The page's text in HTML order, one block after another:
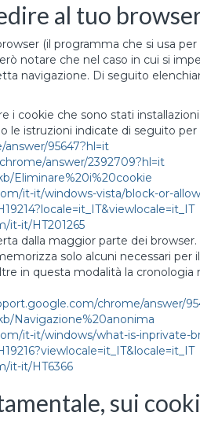
al tuo
(il programma che si usa
notare che nel caso in cui si
navigazione. Di seguito
i cookie che sono stati
istruzioni indicate di seguito per
95647?hl=it
answer/2392709?hl=it
Eliminare%20i%20cookie
it-it/windows-vista/block-or-
it-it/HT201265
dalla maggior parte dei
solo alcuni necessari
in questa modalità la cronologia
chrome/answer/
Navigazione%20anonima
it-it/windows/what-is-inprivate-
it-it/HT6366
sui